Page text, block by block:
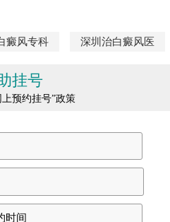
癜风专科 深圳治白癜风医
挂号
预约挂号”政策